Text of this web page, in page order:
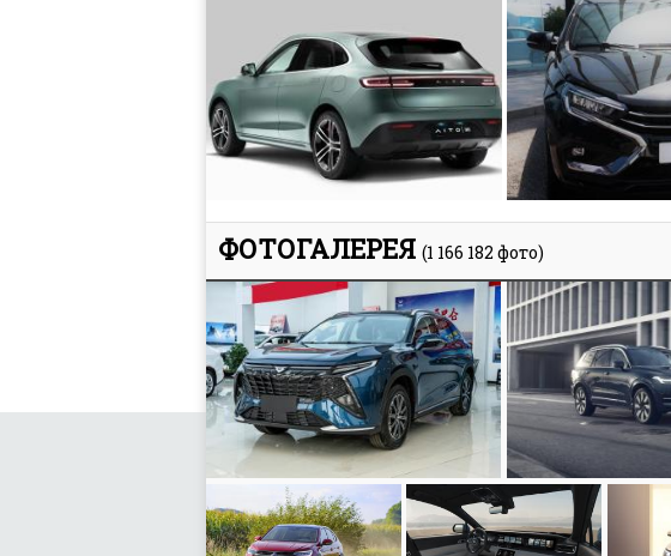
M5: Обзор и описание
ближайшие три
ФОТОГАЛЕРЕЯ (1 166 182 фото)